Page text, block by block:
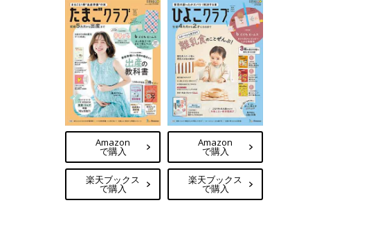
Amazon
で購入
楽天ブックス
で購入
Amazon
で購入
楽天ブックス
で購入